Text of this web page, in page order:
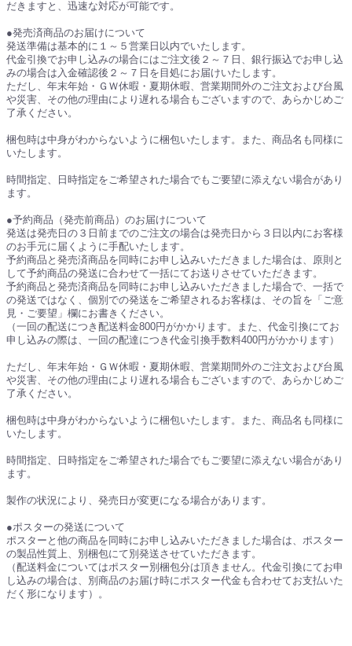
だきますと、迅速な対応が可能です。
●発売済商品のお届けについて
発送準備は基本的に１～５営業日以内でいたします。
代金引換でお申し込みの場合にはご注文後２～７日、銀行振込でお申し込
みの場合は入金確認後２～７日を目処にお届けいたします。
ただし、年末年始・ＧＷ休暇・夏期休暇、営業期間外のご注文および台風
や災害、その他の理由により遅れる場合もございますので、あらかじめご
了承ください。
梱包時は中身がわからないように梱包いたします。また、商品名も同様に
いたします。
時間指定、日時指定をご希望された場合でもご要望に添えない場合があり
ます。
●予約商品（発売前商品）のお届けについて
発送は発売日の３日前までのご注文の場合は発売日から３日以内にお客様
のお手元に届くように手配いたします。
予約商品と発売済商品を同時にお申し込みいただきました場合は、原則と
して予約商品の発送に合わせて一括にてお送りさせていただきます。
予約商品と発売済商品を同時にお申し込みいただきました場合で、一括で
の発送ではなく、個別での発送をご希望されるお客様は、その旨を「ご意
見・ご要望」欄にお書きください。
（一回の配送につき配送料金800円がかかります。また、代金引換にてお
申し込みの際は、一回の配達につき代金引換手数料400円がかかります）
ただし、年末年始・ＧＷ休暇・夏期休暇、営業期間外のご注文および台風
や災害、その他の理由により遅れる場合もございますので、あらかじめご
了承ください。
梱包時は中身がわからないように梱包いたします。また、商品名も同様に
いたします。
時間指定、日時指定をご希望された場合でもご要望に添えない場合があり
ます。
製作の状況により、発売日が変更になる場合があります。
●ポスターの発送について
ポスターと他の商品を同時にお申し込みいただきました場合は、ポスター
の製品性質上、別梱包にて別発送させていただきます。
（配送料金についてはポスター別梱包分は頂きません。代金引換にてお申
し込みの場合は、別商品のお届け時にポスター代金も合わせてお支払いた
だく形になります）。